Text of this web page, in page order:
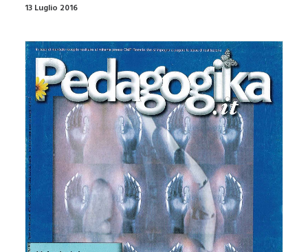
13 Luglio 2016